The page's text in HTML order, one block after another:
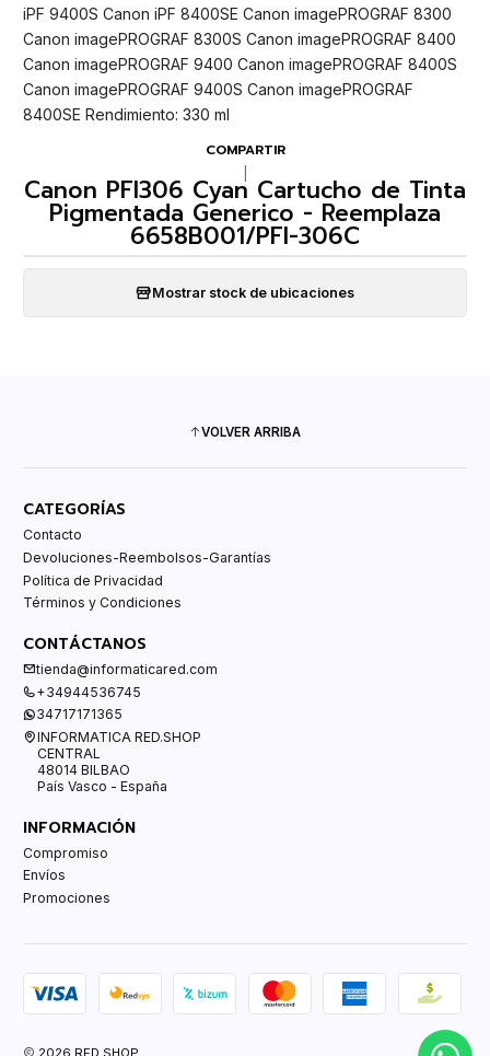
iPF 9400S Canon iPF 8400SE Canon imagePROGRAF 8300
Canon imagePROGRAF 8300S Canon imagePROGRAF 8400
Canon imagePROGRAF 9400 Canon imagePROGRAF 8400S
Canon imagePROGRAF 9400S Canon imagePROGRAF
8400SE Rendimiento: 330 ml
COMPARTIR
Canon PFI306 Cyan Cartucho de Tinta
Pigmentada Generico - Reemplaza
6658B001/PFI-306C
Mostrar stock de ubicaciones
VOLVER ARRIBA
CATEGORÍAS
Contacto
Devoluciones-Reembolsos-Garantías
Política de Privacidad
Términos y Condiciones
CONTÁCTANOS
tienda@informaticared.com
+34944536745
34717171365
INFORMATICA RED.SHOP
CENTRAL
48014 BILBAO
País Vasco - España
INFORMACIÓN
Compromiso
Envíos
Promociones
2026 RED.SHOP.